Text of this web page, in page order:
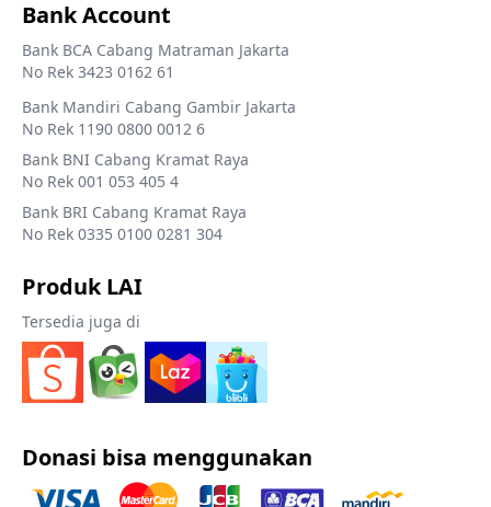
Bank Account
Bank BCA Cabang Matraman Jakarta
No Rek 3423 0162 61
Bank Mandiri Cabang Gambir Jakarta
No Rek 1190 0800 0012 6
Bank BNI Cabang Kramat Raya
No Rek 001 053 405 4
Bank BRI Cabang Kramat Raya
No Rek 0335 0100 0281 304
Produk LAI
Tersedia juga di
Donasi bisa menggunakan